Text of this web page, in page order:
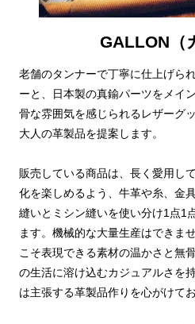
GALLON（
老舗のタンナーで丁寧に仕上げら
ーと、日本製の真鍮パーツをメイ
骨な雰囲気を感じられるレザーグ
大人の革製品を提案します。
販売している商品は、長く愛用し
化を楽しめるよう、牛革や糸、金
縫いとミシン縫いを使い分け1点1
ます。機械的な大量生産はできま
こそ表現できる素材の温かさと無
の生活に溶け込むカジュアルさを
は主張する革製品作りを心がけてお